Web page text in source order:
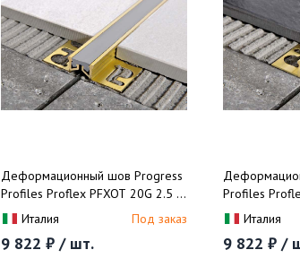
Деформационный шов Progress
Profiles Proflex PFXOT 20G 2.5 м.
(натуральная латунь/серый)
Италия Под заказ
9 822 ₽ / шт.
Profiles
(натуральная
Италия
9 822 ₽ /